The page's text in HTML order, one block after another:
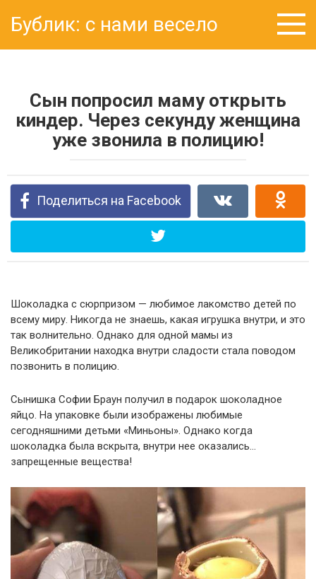
контенту
Бублик: с нами весело
Сын попросил маму открыть
киндер. Через секунду женщина
уже звонила в полицию!
Поделиться на Facebook
Шоколадка с сюрпризом — любимое лакомство детей по
всему миру. Никогда не знаешь, какая игрушка внутри, и это
так волнительно. Однако для одной мамы из
Великобритании находка внутри сладости стала поводом
позвонить в полицию.
Сынишка Софии Браун получил в подарок шоколадное
яйцо. На упаковке были изображены любимые
сегодняшними детьми «Миньоны». Однако когда
шоколадка была вскрыта, внутри нее оказались…
запрещенные вещества!